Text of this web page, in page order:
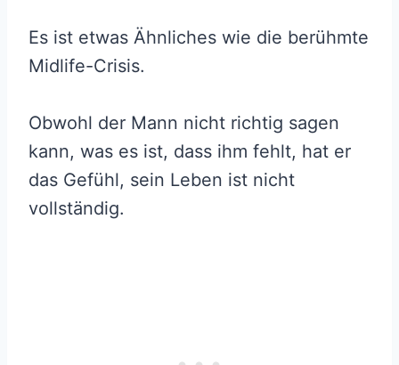
Es ist etwas Ähnliches wie die berühmte
Midlife-Crisis.
Obwohl der Mann nicht richtig sagen
kann, was es ist, dass ihm fehlt, hat er
das Gefühl, sein Leben ist nicht
vollständig.